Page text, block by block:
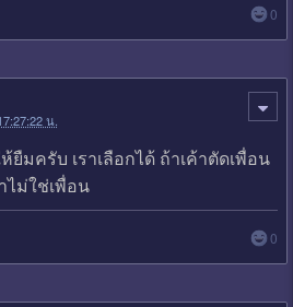
0
น.
ยืมครับ เราเลือกได้ ถ้าเค้าตัดเพื่อน
ไม่ใช่เพื่อน
0